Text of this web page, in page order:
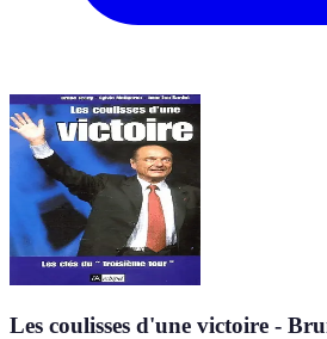
Les coulisses d'une victoire -